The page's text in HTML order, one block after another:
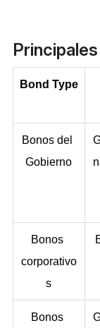
Bond Type
Bonos del
Gobierno
Bonos
corporativo
s
Bonos